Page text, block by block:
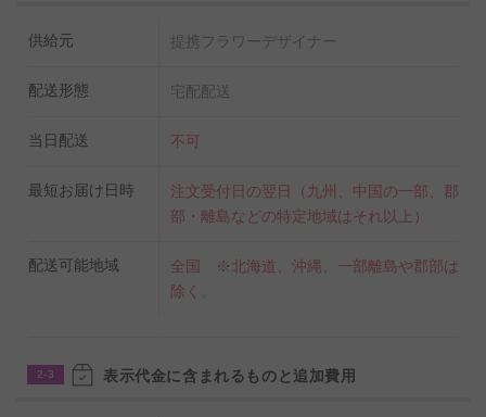
供給元 提携フラワーデザイナー
配送形態 宅配配送
当日配送 不可
最短お届け日時
注文受付日の翌日（九州、中国の一部、郡
部・離島などの特定地域はそれ以上）
配送可能地域
全国 ※北海道、沖縄、一部離島や郡部は
除く。
2-3 表示代金に含まれるものと追加費用